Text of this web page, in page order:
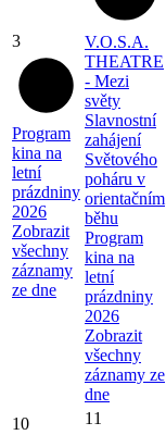
3
Program
kina na
letní
prázdniny
2026
Zobrazit
všechny
záznamy
ze dne
V.O.S.A.
THEATRE
- Mezi
světy
Slavnostní
zahájení
Světového
poháru v
orientačním
běhu
Program
kina na
letní
prázdniny
2026
Zobrazit
všechny
záznamy ze
dne
10 11